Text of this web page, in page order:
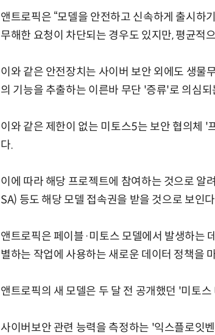
앤트로픽은 “모델을 안전하고 신속하게 출시하
무해한 요청이 차단되는 경우도 있지만, 평균적
이와 같은 안전장치는 사이버 보안 외에도 생물
의 기능을 추출하는 이른바 무단 '증류'로 의심
이와 같은 제한이 없는 미토스5는 보안 협의체
다.
이에 따라 해당 프로젝트에 참여하는 것으로 알
SA) 등도 해당 모델 접속권을 받을 것으로 보인
앤트로픽은 페이블·미토스 모델에서 발생하는
별하는 작업에 사용하는 새로운 데이터 정책을
앤트로픽의 새 모델은 두 달 전 공개했던 '미토
사이버보안 관련 능력을 측정하는 '익스플로잇